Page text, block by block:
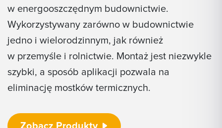
w energooszczędnym budownictwie.
Wykorzystywany zarówno w budownictwie
jedno i wielorodzinnym, jak również
w przemyśle i rolnictwie. Montaż jest niezwykle
szybki, a sposób aplikacji pozwala na
eliminację mostków termicznych.